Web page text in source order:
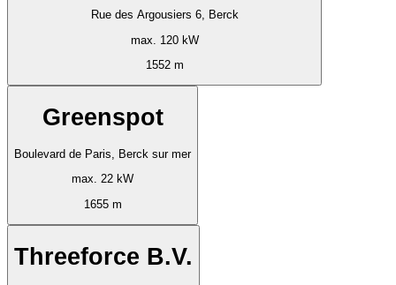
Rue des Argousiers 6, Berck
max. 120 kW
1552 m
Greenspot
Boulevard de Paris, Berck sur mer
max. 22 kW
1655 m
Threeforce B.V.